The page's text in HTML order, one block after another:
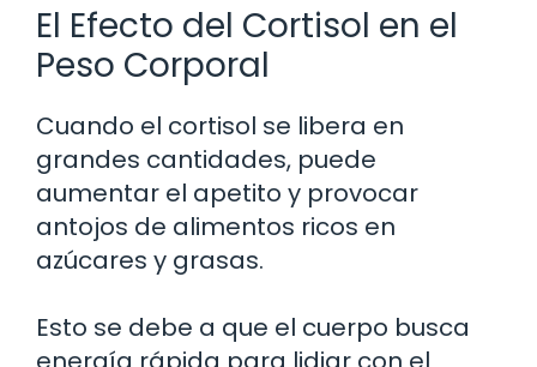
El Efecto del Cortisol en el
Peso Corporal
Cuando el cortisol se libera en
grandes cantidades, puede
aumentar el apetito y provocar
antojos de alimentos ricos en
azúcares y grasas.
Esto se debe a que el cuerpo busca